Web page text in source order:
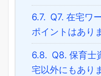
6.7. Q7. 在宅ワ
ポイントはあり
6.8. Q8. 保育士
宅以外にもあり